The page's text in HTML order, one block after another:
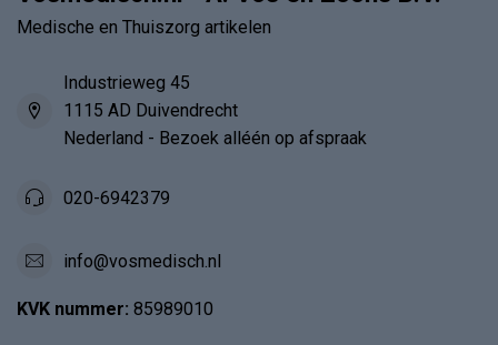
Medische en Thuiszorg artikelen
Industrieweg 45
1115 AD Duivendrecht
Nederland - Bezoek alléén op afspraak
020-6942379
info@vosmedisch.nl
KVK nummer: 85989010